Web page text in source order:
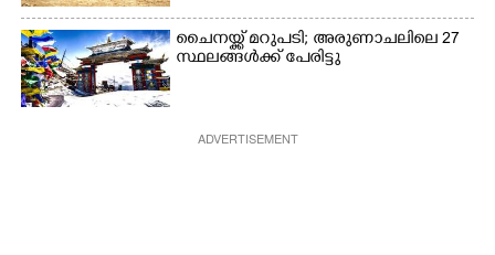
ചൈനയ്ക്ക് മറുപടി; അരുണാചലിലെ 27
സ്ഥലങ്ങൾക്ക് പേരിട്ടു
ADVERTISEMENT